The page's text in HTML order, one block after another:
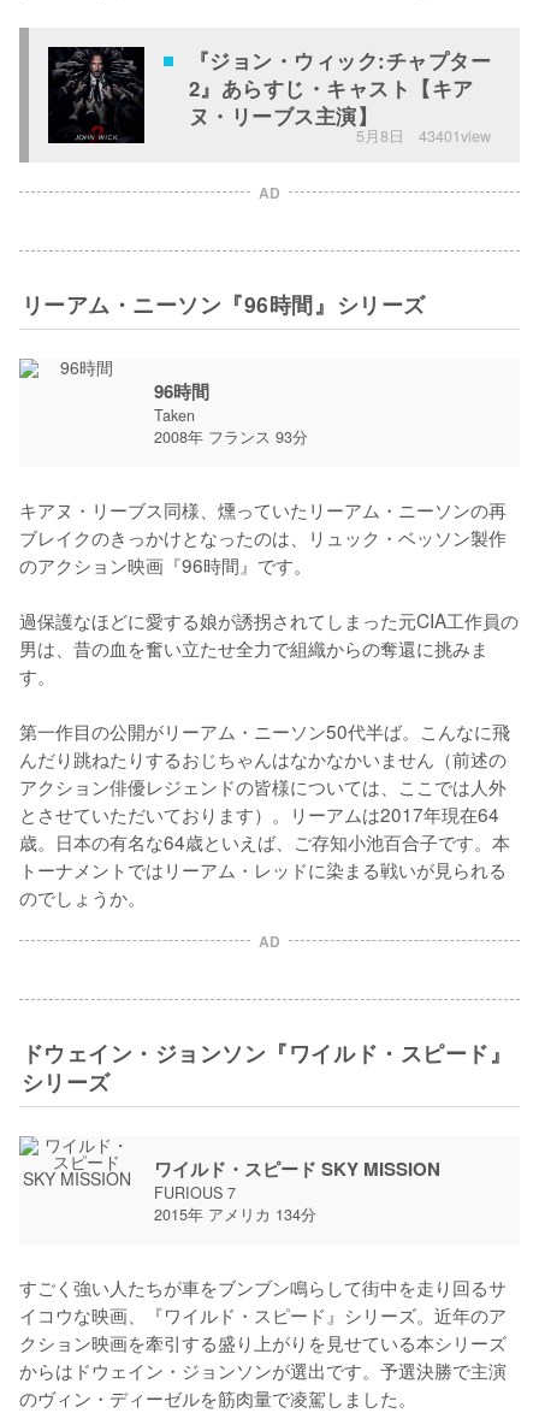
『ジョン・ウィック:チャプター
2』あらすじ・キャスト【キア
ヌ・リーブス主演】
5月8日 43401view
AD
リーアム・ニーソン『96時間』シリーズ
96時間
Taken
2008年 フランス 93分
キアヌ・リーブス同様、燻っていたリーアム・ニーソンの再
ブレイクのきっかけとなったのは、リュック・ベッソン製作
のアクション映画『96時間』です。
過保護なほどに愛する娘が誘拐されてしまった元CIA工作員の
男は、昔の血を奮い立たせ全力で組織からの奪還に挑みま
す。
第一作目の公開がリーアム・ニーソン50代半ば。こんなに飛
んだり跳ねたりするおじちゃんはなかなかいません（前述の
アクション俳優レジェンドの皆様については、ここでは人外
とさせていただいております）。リーアムは2017年現在64
歳。日本の有名な64歳といえば、ご存知小池百合子です。本
トーナメントではリーアム・レッドに染まる戦いが見られる
のでしょうか。
AD
ドウェイン・ジョンソン『ワイルド・スピード』
シリーズ
ワイルド・スピード SKY MISSION
FURIOUS 7
2015年 アメリカ 134分
すごく強い人たちが車をブンブン鳴らして街中を走り回るサ
イコウな映画、『ワイルド・スピード』シリーズ。近年のア
クション映画を牽引する盛り上がりを見せている本シリーズ
からはドウェイン・ジョンソンが選出です。予選決勝で主演
のヴィン・ディーゼルを筋肉量で凌駕しました。